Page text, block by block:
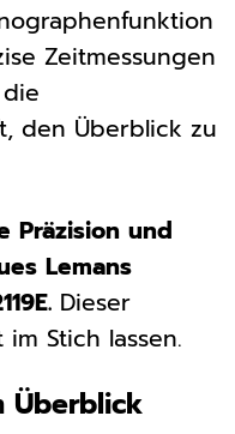
Zeitmessungen
den Überblick zu
Präzision und
Lemans
Dieser
Stich lassen.
Überblick